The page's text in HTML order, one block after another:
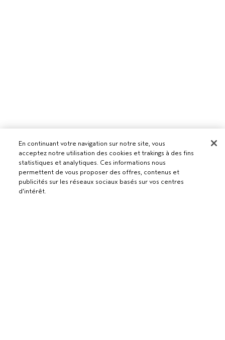
Pour les professionnels
DEVENIR UN SALON AVEDA
Besoin d’aide ?
RETOURS ET ÉCHANGES
En continuant votre navigation sur notre site, vous
acceptez notre utilisation des cookies et trakings à des fins
statistiques et analytiques. Ces informations nous
permettent de vous proposer des offres, contenus et
publicités sur les réseaux sociaux basés sur vos centres
d'intérêt.